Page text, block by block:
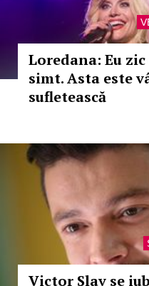
Loredana: Eu zic
simt. Asta este
sufletească
Victor Slav se